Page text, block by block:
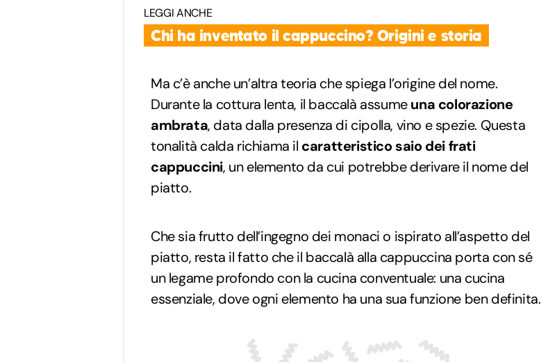
LEGGI ANCHE
Chi ha inventato il cappuccino? Origini e storia
Ma c’è anche un’altra teoria che spiega l’origine del nome.
Durante la cottura lenta, il baccalà assumeuna colorazione
ambrata, data dalla presenza di cipolla, vino e spezie. Questa
tonalità calda richiama il caratteristico saio dei frati
cappuccini, un elemento da cui potrebbe derivare il nome del
piatto.
Che sia frutto dell’ingegno dei monaci o ispirato all’aspetto del
piatto, resta il fatto che il baccalà alla cappuccina porta con sé
un legame profondo con la cucina conventuale: una cucina
essenziale, dove ogni elemento ha una sua funzione ben definita.